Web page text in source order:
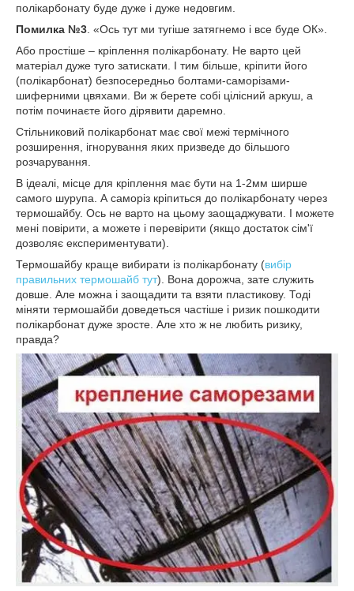
полікарбонату буде дуже і дуже недовгим.
Помилка №3 . «Ось тут ми тугіше затягнемо і все буде ОК».
Або простіше – кріплення полікарбонату. Не варто цей
матеріал дуже туго затискати. І тим більше, кріпити його
(полікарбонат) безпосередньо болтами-саморізами-
шиферними цвяхами. Ви ж берете собі цілісний аркуш, а
потім починаєте його дірявити даремно.
Стільниковий полікарбонат має свої межі термічного
розширення, ігнорування яких призведе до більшого
розчарування.
В ідеалі, місце для кріплення має бути на 1-2мм ширше
самого шурупа. А саморіз кріпиться до полікарбонату через
термошайбу. Ось не варто на цьому заощаджувати. І можете
мені повірити, а можете і перевірити (якщо достаток сім'ї
дозволяє експериментувати).
Термошайбу краще вибирати із полікарбонату (вибір
правильних термошайб тут). Вона дорожча, зате служить
довше. Але можна і заощадити та взяти пластикову. Тоді
міняти термошайби доведеться частіше і ризик пошкодити
полікарбонат дуже зросте. Але хто ж не любить ризику,
правда?